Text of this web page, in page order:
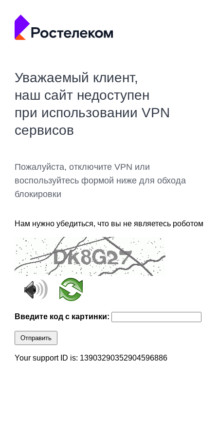
Уважаемый клиент,
наш сайт недоступен
при использовании VPN
сервисов
Пожалуйста, отключите VPN или
воспользуйтесь формой ниже для обхода
блокировки
Нам нужно убедиться, что вы не являетесь роботом
Введите код с картинки:
Отправить
Your support ID is: 13903290352904596886